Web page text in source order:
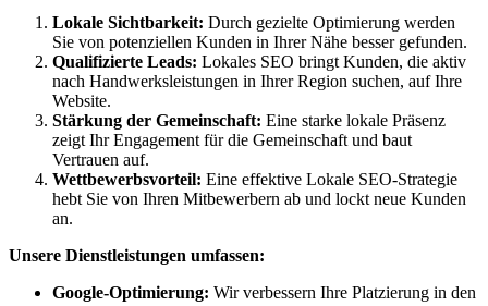
Lokale Sichtbarkeit: Durch gezielte Optimierung werden
Sie von potenziellen Kunden in Ihrer Nähe besser gefunden.
Qualifizierte Leads: Lokales SEO bringt Kunden, die aktiv
nach Handwerksleistungen in Ihrer Region suchen, auf Ihre
Website.
Stärkung der Gemeinschaft: Eine starke lokale Präsenz
zeigt Ihr Engagement für die Gemeinschaft und baut
Vertrauen auf.
Wettbewerbsvorteil: Eine effektive Lokale SEO-Strategie
hebt Sie von Ihren Mitbewerbern ab und lockt neue Kunden
an.
Unsere Dienstleistungen umfassen:
Google-Optimierung: Wir verbessern Ihre Platzierung in den